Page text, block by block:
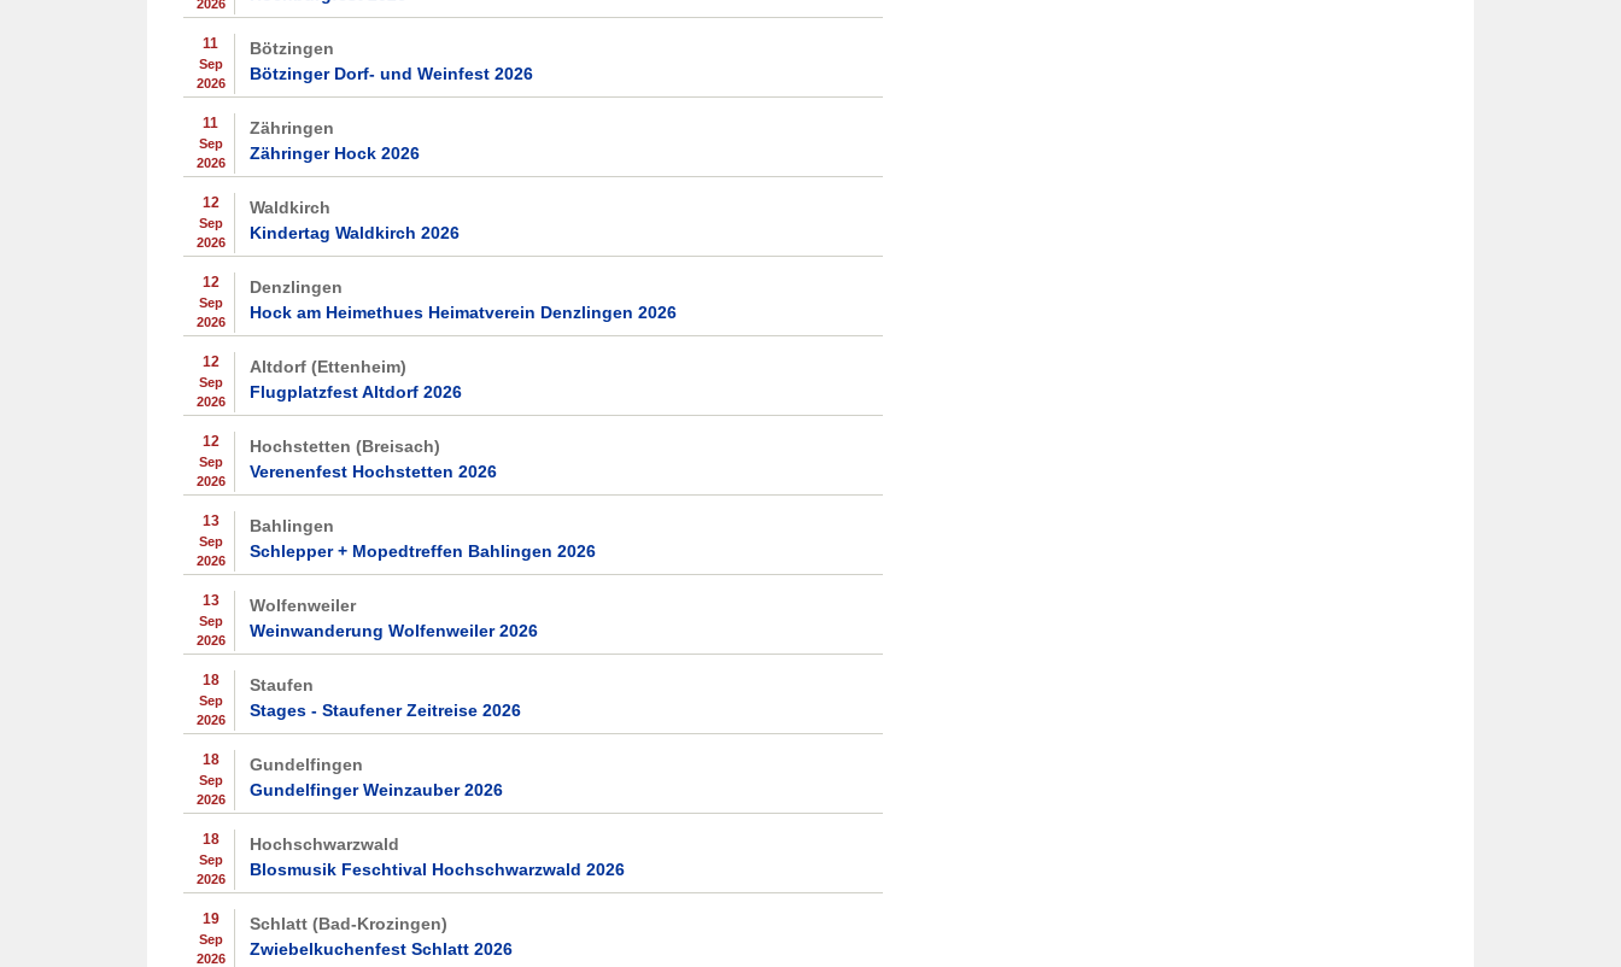
2026
11
Sep
2026
Bötzingen
Bötzinger Dorf- und Weinfest 2026
11
Sep
2026
Zähringen
Zähringer Hock 2026
12
Sep
2026
Waldkirch
Kindertag Waldkirch 2026
12
Sep
2026
Denzlingen
Hock am Heimethues Heimatverein Denzlingen 2026
12
Sep
2026
Altdorf (Ettenheim)
Flugplatzfest Altdorf 2026
12
Sep
2026
Hochstetten (Breisach)
Verenenfest Hochstetten 2026
13
Sep
2026
Bahlingen
Schlepper + Mopedtreffen Bahlingen 2026
13
Sep
2026
Wolfenweiler
Weinwanderung Wolfenweiler 2026
18
Sep
2026
Staufen
Stages - Staufener Zeitreise 2026
18
Sep
2026
Gundelfingen
Gundelfinger Weinzauber 2026
18
Sep
2026
Hochschwarzwald
Blosmusik Feschtival Hochschwarzwald 2026
19
Sep
2026
Schlatt (Bad-Krozingen)
Zwiebelkuchenfest Schlatt 2026